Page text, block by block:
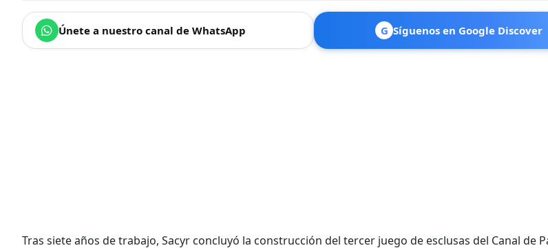
Únete a nuestro canal de WhatsApp G Síguenos en Google Discover
Tras siete años de trabajo, Sacyr concluyó la construcción del tercer juego de esclusas del Canal de